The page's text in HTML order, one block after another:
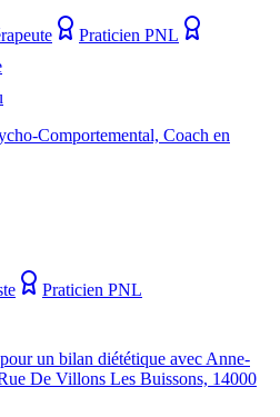
Praticien PNL
Comportemental, Coach en
Praticien PNL
un bilan diététique avec Anne-
De Villons Les Buissons, 14000